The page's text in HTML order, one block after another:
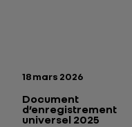
Date de publication:
18 mars 2026
Document
d’enregistrement
universel 2025